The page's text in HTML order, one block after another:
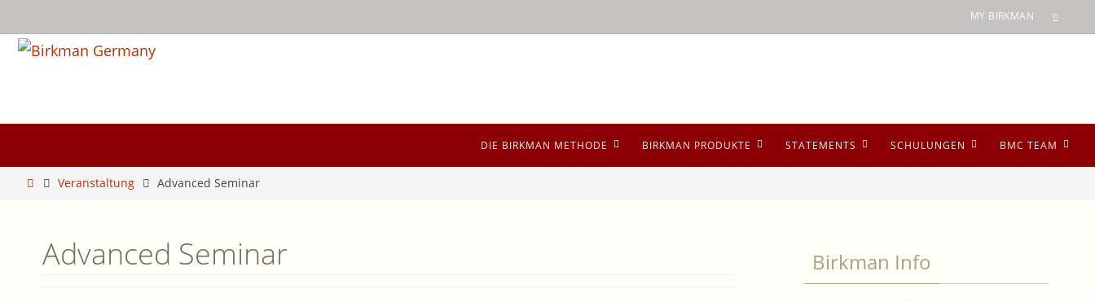
Zum
MY BIRKMAN
springen
BMC TEAM
SCHULUNGEN
STATEMENTS
BIRKMAN PRODUKTE
DIE BIRKMAN METHODE
StartVeranstaltung Advanced Seminar
Advanced Seminar Birkman Info